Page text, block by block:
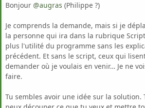
Bonjour @augras (Philippe ?)
Je comprends la demande, mais si je
la personne qui ira dans la rubrique
plus l'utilité du programme sans les
précédent. Et sans le script, ceux qui
demander où je voulais en venir… Je ne
faire.
Tu sembles avoir une idée sur la solution.